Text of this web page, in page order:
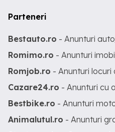
Parteneri
Bestauto.ro - Anunturi
Romimo.ro - Anunturi
Romjob.ro - Anunturi locuri
Cazare24.ro - Anunturi cu
Bestbike.ro - Anunturi
Animalutul.ro - Anunturi